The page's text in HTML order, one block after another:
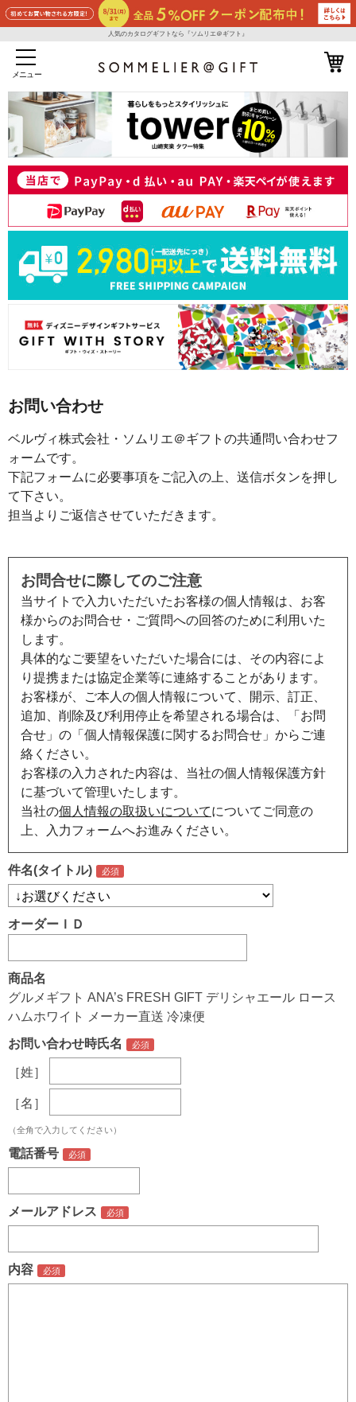
人気のカタログギフトなら『ソムリエ＠ギフト』
メニュー
お問い合わせ
ベルヴィ株式会社・ソムリエ＠ギフトの共通問い合わせフ
ォームです。
下記フォームに必要事項をご記入の上、送信ボタンを押し
て下さい。
担当よりご返信させていただきます。
お問合せに際してのご注意
当サイトで入力いただいたお客様の個人情報は、お客
様からのお問合せ・ご質問への回答のために利用いた
します。
具体的なご要望をいただいた場合には、その内容によ
り提携または協定企業等に連絡することがあります。
お客様が、ご本人の個人情報について、開示、訂正、
追加、削除及び利用停止を希望される場合は、「お問
合せ」の「個人情報保護に関するお問合せ」からご連
絡ください。
お客様の入力された内容は、当社の個人情報保護方針
に基づいて管理いたします。
当社の個人情報の取扱いについてについてご同意の
上、入力フォームへお進みください。
件名(タイトル)
オーダーＩＤ
商品名
グルメギフト ANA’s FRESH GIFT デリシャエール ロース
ハムホワイト メーカー直送 冷凍便
お問い合わせ時氏名
［姓］
［名］
（全角で入力してください）
電話番号
メールアドレス
内容